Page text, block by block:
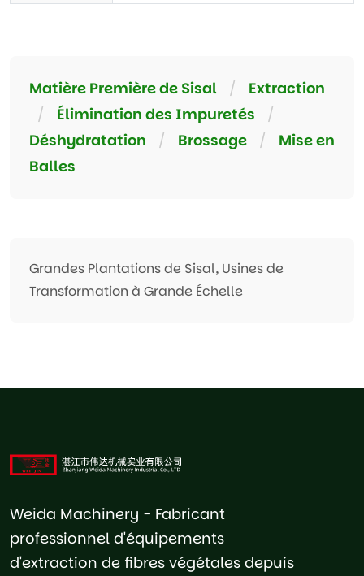
Matière Première de Sisal /
Extraction
/
Élimination des Impuretés
/
Déshydratation
/ Brossage /
Mise en
Balles
Grandes Plantations de Sisal, Usines de
Transformation à Grande Échelle
Weida Machinery - Fabricant
professionnel d'équipements
d'extraction de fibres végétales depuis